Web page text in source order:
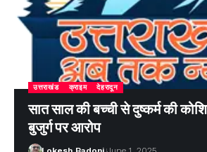
उत्तराखंड क्राइम देहरादून
सात साल की बच्ची से दुष्कर्म की
बुजुर्ग पर आरोप